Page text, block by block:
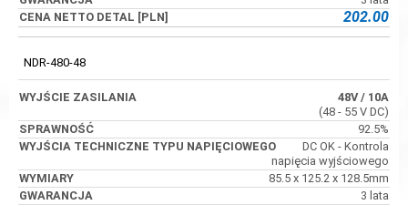
202.00
NDR-480-48
48V/ 10A
(48 - 55 V DC)
92.5%
DC OK - Kontrola
napięcia wyjściowego
85.5 x 125.2 x 128.5mm
3 lata